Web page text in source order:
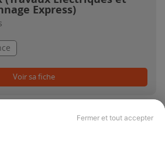
Fermer et tout accepter
Express)
Voir sa fiche